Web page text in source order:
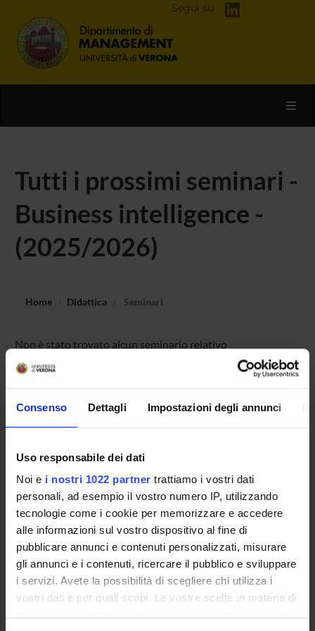
Consenso Dettagli Impostazioni degli annunci
Uso responsabile dei dati
Noi e i nostri 1022 partner trattiamo i vostri dati
personali, ad esempio il vostro numero IP, utilizzando
tecnologie come i cookie per memorizzare e accedere
alle informazioni sul vostro dispositivo al fine di
pubblicare annunci e contenuti personalizzati, misurare
gli annunci e i contenuti, ricercare il pubblico e sviluppare
i servizi. Avete la possibilità di scegliere chi utilizza i
vostri dati e per quali scopi. Le vostre scelte in materia di
Segui su
Tutti i prossimi seminari -
Business intelligence -
(2025/2026)
Home Didattica Seminari
Non è stato trovato alcun seminario relativo
all'insegnamento Business intelligence.
CORSI DI STUDIO
DOTTORATI, MASTER E FORMAZIONE SUPERIORE
Contatti
Persone
Luoghi
Calendario